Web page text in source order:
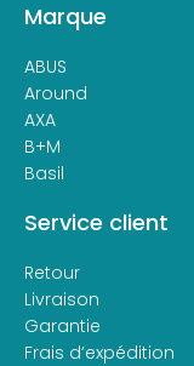
Marque
ABUS
Around
AXA
B+M
Basil
Service client
Retour
Livraison
Garantie
Frais d’expédition